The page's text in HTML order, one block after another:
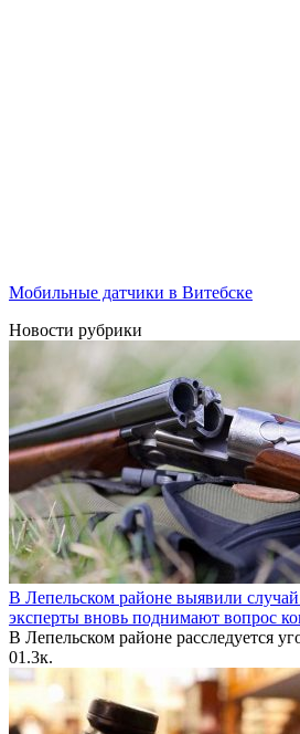
Мобильные датчики в Витебске
Новости рубрики
В Лепельском районе выявили
эксперты вновь поднимают вопрос
В Лепельском районе расследуется
01.3к.